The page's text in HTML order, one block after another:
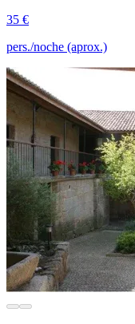
35 €
pers./noche (aprox.)